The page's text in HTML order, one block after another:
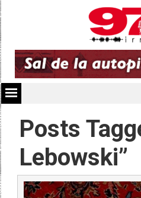
Posts
Lebowski”